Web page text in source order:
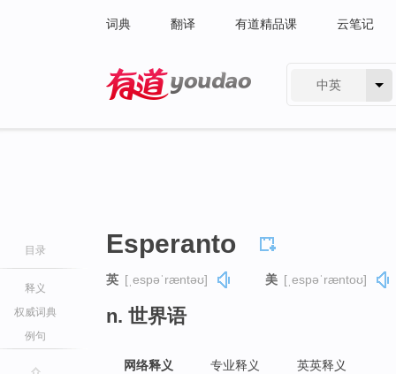
词典 翻译 有道精品课 云笔记
中英
目录
释义
权威词典
例句
Esperanto
英 [ˌespəˈræntəʊ] 美 [ˌespəˈræntoʊ]
n. 世界语
网络释义 专业释义 英英释义